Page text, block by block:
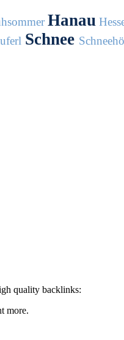
Hanau
Schnee
quality backlinks:
more.